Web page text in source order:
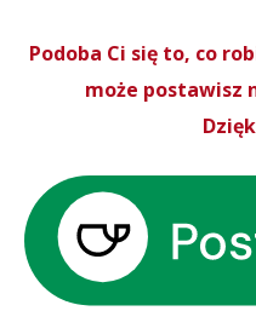
Podoba Ci się to, co
może postawisz